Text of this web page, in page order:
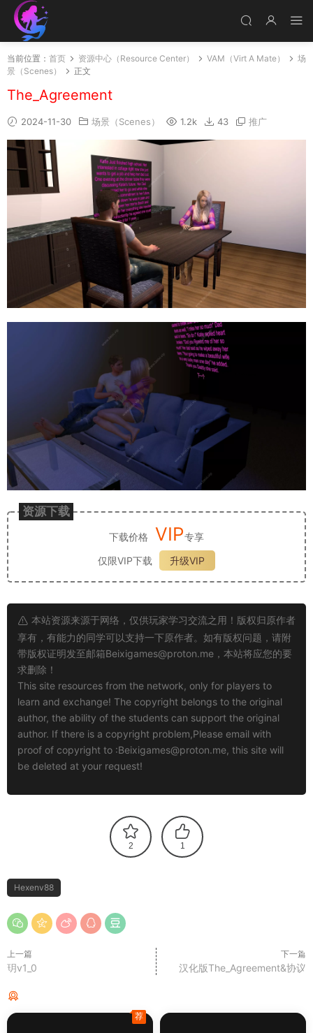
当前位置： 首页 资源中心（Resource Center） VAM（Virt A Mate）
场
景（Scenes）
正文
The_Agreement
2024-11-30 场景（Scenes） 1.2k 43 推广
资源下载
下载价格 VIP专享
仅限VIP下载
升级VIP
本站资源来源于网络，仅供玩家学习交流之用！版权归原作者
享有，有能力的同学可以支持一下原作者。如有版权问题，请附
带版权证明发至邮箱Beixigames@proton.me ，本站将应您的要
求删除！
This site resources from the network, only for players to
learn and exchange! The copyright belongs to the original
author, the ability of the students can support the original
author. If there is a copyright problem,Please email with
proof of copyright to :Beixigames@proton.me, this site will
be deleted at your request!
2 1
Hexenv88
上一篇
玥v1_0
下一篇
汉化版The_Agreement&协议
荐